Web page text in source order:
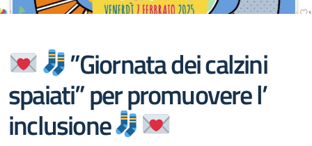
”Giornata dei calzini
spaiati” per promuovere l’
inclusione